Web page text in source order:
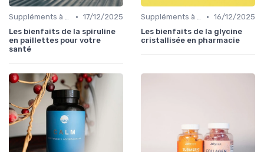
Suppléments à base de plantes • 17/12/2025
Les bienfaits de la spiruline
en paillettes pour votre
santé
Suppléments à base de plantes • 16/12/2025
Les bienfaits de la glycine
cristallisée en pharmacie